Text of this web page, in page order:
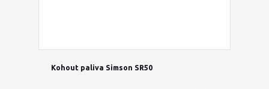
Kohout paliva Simson SR50